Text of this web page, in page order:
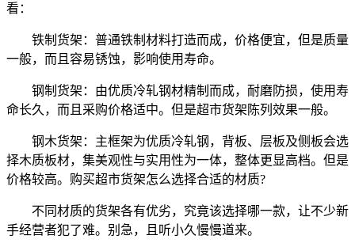
看：
铁制货架：普通铁制材料打造而成，价格便宜，但是质量
一般，而且容易锈蚀，影响使用寿命。
钢制货架：由优质冷轧钢材精制而成，耐磨防损，使用寿
命长久，而且采购价格适中。但是超市货架陈列效果一般。
钢木货架：主框架为优质冷轧钢，背板、层板及侧板会选
择木质板材，集美观性与实用性为一体，整体更显高档。但是
价格较高。购买超市货架怎么选择合适的材质?
不同材质的货架各有优劣，究竟该选择哪一款，让不少新
手经营者犯了难。别急，且听小久慢慢道来。